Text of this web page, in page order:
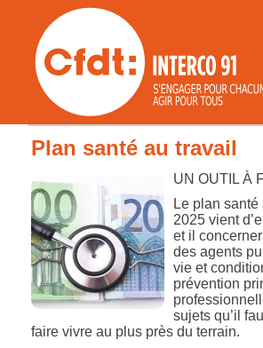
Plan santé au travail
UN OUTIL À
Le plan
2025 vient
et il
des agents
vie et
prévention
sujets qu’il
faire vivre au plus près du terrain.